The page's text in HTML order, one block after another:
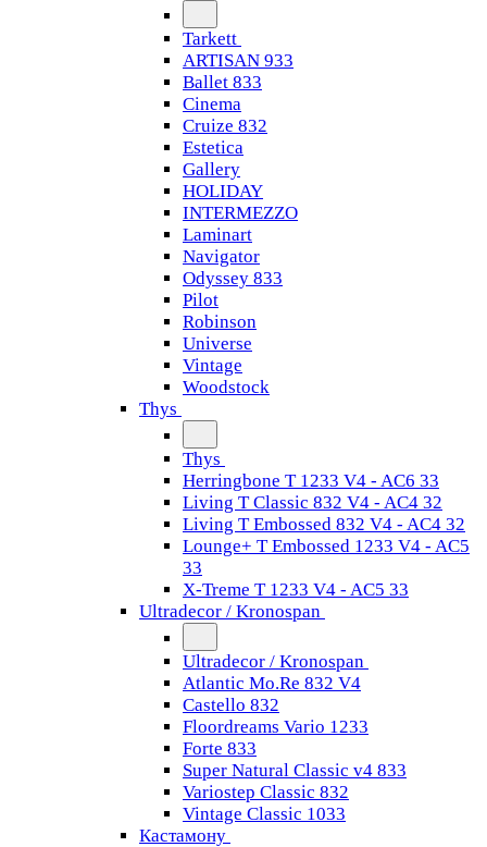
Tarkett
ARTISAN 933
Ballet 833
Cinema
Cruize 832
Estetica
Gallery
HOLIDAY
INTERMEZZO
Laminart
Navigator
Odyssey 833
Pilot
Robinson
Universe
Vintage
Woodstock
Thys
Thys
Herringbone T 1233 V4 - AC6 33
Living T Classic 832 V4 - AC4 32
Living T Embossed 832 V4 - AC4 32
Lounge+ T Embossed 1233 V4 - AC5
33
X-Treme T 1233 V4 - AC5 33
Ultradecor / Kronospan
Ultradecor / Kronospan
Atlantic Mo.Re 832 V4
Castello 832
Floordreams Vario 1233
Forte 833
Super Natural Classic v4 833
Variostep Classic 832
Vintage Classic 1033
Кастамону